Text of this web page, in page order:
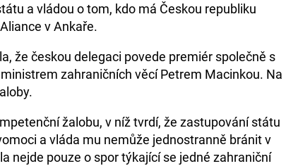
a vládou o tom, kdo má Českou republiku
v Ankaře.
že českou delegaci povede premiér společně s
zahraničních věcí Petrem Macinkou. Na
žalobu, v níž tvrdí, že zastupování státu
a vláda mu nemůže jednostranně bránit v
nejde pouze o spor týkající se jedné zahraniční